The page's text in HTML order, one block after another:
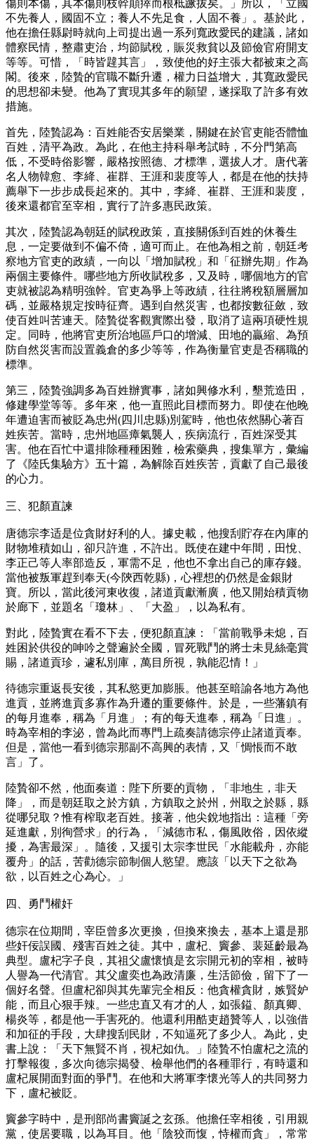
傷則本傷，其本傷則枝幹顛瘁而根柢蹶拔矣。」所以，「立國
不先養人，國固不立；養人不先足食，人固不養」。基於此，
他在擔任縣尉時就向上司提出過一系列寬政愛民的建議，諸如
體察民情，整肅吏治，均節賦稅，賑災救貧以及節儉官府開支
等等。可惜，「時皆韙其言」，致使他的好主張大都被束之高
閣。後來，陸贄的官職不斷升遷，權力日益增大，其寬政愛民
的思想卻未變。他為了實現其多年的願望，遂採取了許多有效
措施。
首先，陸贄認為：百姓能否安居樂業，關鍵在於官吏能否體恤
百姓，清平為政。為此，在他主持科舉考試時，不分門第高
低，不受時俗影響，嚴格按照德、才標準，選拔人才。唐代著
名人物韓愈、李絳、崔群、王涯和裴度等人，都是在他的扶持
薦舉下一步步成長起來的。其中，李絳、崔群、王涯和裴度，
後來還都官至宰相，實行了許多惠民政策。
其次，陸贄認為朝廷的賦稅政策，直接關係到百姓的休養生
息，一定要做到不偏不倚，適可而止。在他為相之前，朝廷考
察地方官吏的政績，一向以「增加賦稅」和「征辦先期」作為
兩個主要條件。哪些地方所收賦稅多，又及時，哪個地方的官
吏就被認為精明強幹。官吏為爭上等政績，往往將稅額層層加
碼，並嚴格規定按時征齊。遇到自然災害，也都按數征斂，致
使百姓叫苦連天。陸贄從客觀實際出發，取消了這兩項硬性規
定。同時，他將官吏所治地區戶口的增減、田地的贏縮、為預
防自然災害而設置義倉的多少等等，作為衡量官吏是否稱職的
標準。
第三，陸贄強調多為百姓辦實事，諸如興修水利，墾荒造田，
修建學堂等等。多年來，他一直照此目標而努力。即使在他晚
年遭迫害而被貶為忠州(四川忠縣)別駕時，他也依然關心著百
姓疾苦。當時，忠州地區瘴氣襲人，疾病流行，百姓深受其
害。他在百忙中還排除種種困難，檢索藥典，搜集單方，彙編
了《陸氏集驗方》五十篇，為解除百姓疾苦，貢獻了自己最後
的心力。
三、犯顏直諫
唐德宗李适是位貪財好利的人。據史載，他搜刮貯存在內庫的
財物堆積如山，卻只許進，不許出。既使在建中年間，田悅、
李正己等人率部造反，軍需不足，他也不拿出自己的庫存錢。
當他被叛軍趕到奉天(今陝西乾縣)，心裡想的仍然是金銀財
寶。所以，當此後河東收復，諸道貢獻漸廣，他又開始積貢物
於廊下，並題名「瓊林」、「大盈」，以為私有。
對此，陸贄實在看不下去，便犯顏直諫：「當前戰爭未熄，百
姓困於供役的呻吟之聲遍於全國，冒死戰鬥的將士未見絲毫賞
賜，諸道貢珍，遽私別庫，萬目所視，孰能忍情！」
待德宗重返長安後，其私慾更加膨脹。他甚至暗諭各地方為他
進貢，並將進貢多寡作為升遷的重要條件。於是，一些藩鎮有
的每月進奉，稱為「月進」；有的每天進奉，稱為「日進」。
時為宰相的李泌，曾為此而專門上疏奏請德宗停止諸道貢奉。
但是，當他一看到德宗那副不高興的表情，又「惆悵而不敢
言」了。
陸贄卻不然，他面奏道：陛下所要的貢物，「非地生，非天
降」，而是朝廷取之於方鎮，方鎮取之於州，州取之於縣，縣
從哪兒取？惟有榨取老百姓。接著，他尖銳地指出：這種「旁
延進獻，別徇營求」的行為，「減德市私，傷風敗俗，因依縱
擾，為害最深」。隨後，又援引太宗李世民「水能載舟，亦能
覆舟」的話，苦勸德宗節制個人慾望。應該「以天下之欲為
欲，以百姓之心為心。」
四、勇鬥權奸
德宗在位期間，宰臣曾多次更換，但換來換去，基本上還是那
些奸佞誤國、殘害百姓之徒。其中，盧杞、竇參、裴延齡最為
典型。盧杞字子良，其祖父盧懷慎是玄宗開元初的宰相，被時
人譽為一代清官。其父盧奕也為政清廉，生活節儉，留下了一
個好名聲。但盧杞卻與其先輩完全相反：他貪權貪財，嫉賢妒
能，而且心狠手辣。一些忠直又有才的人，如張鎰、顏真卿、
楊炎等，都是他一手害死的。他還利用酷吏趙贊等人，以強借
和加征的手段，大肆搜刮民財，不知逼死了多少人。為此，史
書上說：「天下無賢不肖，視杞如仇。」陸贄不怕盧杞之流的
打擊報復，多次向德宗揭發、檢舉他們的各種罪行，有時還和
盧杞展開面對面的爭鬥。在他和大將軍李懷光等人的共同努力
下，盧杞被貶。
竇參字時中，是刑部尚書竇誕之玄孫。他擔任宰相後，引用親
黨，使居要職，以為耳目。他「陰狡而愎，恃權而貪」，常常